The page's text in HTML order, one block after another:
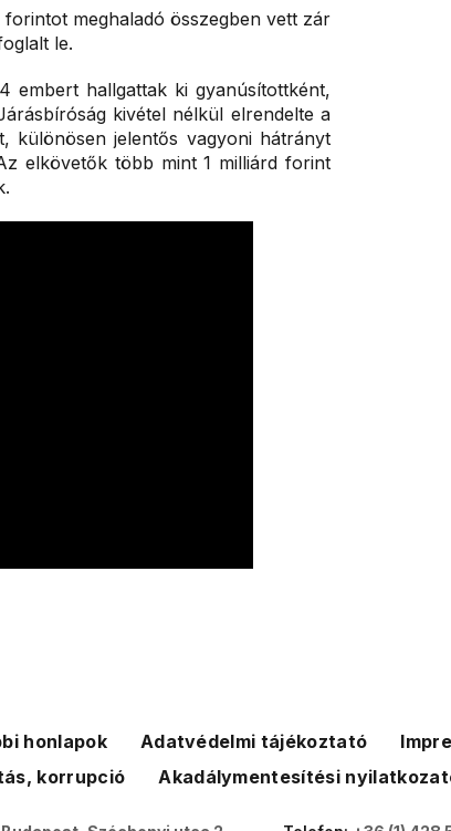
meghaladó összegben vett zár
le.
embert hallgattak ki gyanúsítottként,
kivétel nélkül elrendelte a
különösen jelentős vagyoni hátrányt
elkövetők több mint 1 milliárd forint
honlapok Adatvédelmi tájékoztató
korrupció
Akadálymentesítési